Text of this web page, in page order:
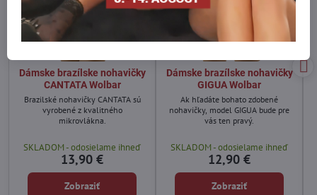
Dámske brazílske nohavičky
CANTATA Wolbar
Brazilské nohavičky CANTATA sú
vyrobené z kvalitného
mikrovlákna.
SKLADOM - odosielame ihneď
13,90 €
Zobraziť
Dámske brazílske nohavičky
GIGUA Wolbar
Ak hľadáte bohato zdobené
nohavičky, model GIGUA bude pre
vás ten pravý.
SKLADOM - odosielame ihneď
12,90 €
Zobraziť